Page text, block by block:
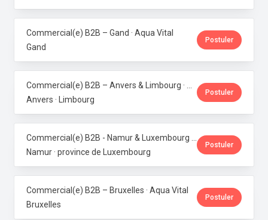
Commercial(e) B2B – Gand · Aqua Vital
Gand
Postuler
Anvers · Limbourg
Postuler
Namur · province de Luxembourg
Postuler
Commercial(e) B2B – Bruxelles · Aqua Vital
Bruxelles
Postuler